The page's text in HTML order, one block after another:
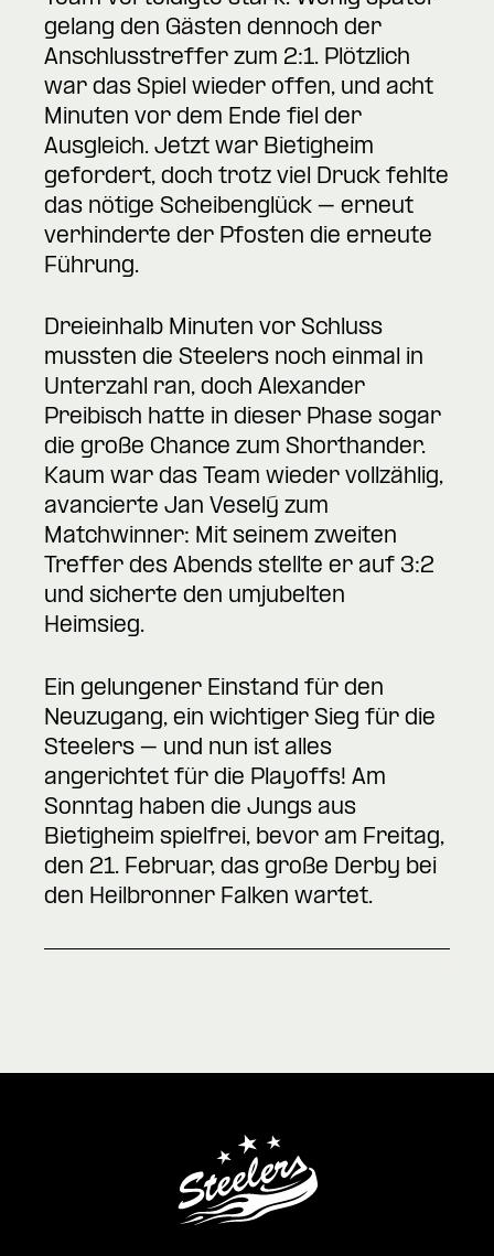
gelang den Gästen dennoch der
Anschlusstreffer zum 2:1. Plötzlich
war das Spiel wieder offen, und acht
Minuten vor dem Ende fiel der
Ausgleich. Jetzt war Bietigheim
gefordert, doch trotz viel Druck fehlte
das nötige Scheibenglück – erneut
verhinderte der Pfosten die erneute
Führung.
Dreieinhalb Minuten vor Schluss
mussten die Steelers noch einmal in
Unterzahl ran, doch Alexander
Preibisch hatte in dieser Phase sogar
die große Chance zum Shorthander.
Kaum war das Team wieder vollzählig,
avancierte Jan Veselý zum
Matchwinner: Mit seinem zweiten
Treffer des Abends stellte er auf 3:2
und sicherte den umjubelten
Heimsieg.
Ein gelungener Einstand für den
Neuzugang, ein wichtiger Sieg für die
Steelers – und nun ist alles
angerichtet für die Playoffs! Am
Sonntag haben die Jungs aus
Bietigheim spielfrei, bevor am Freitag,
den 21. Februar, das große Derby bei
den Heilbronner Falken wartet.